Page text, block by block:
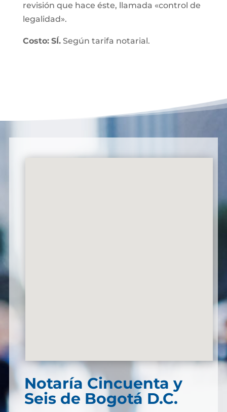
revisión que hace éste, llamada «control de
legalidad».
Costo: SÍ.Según tarifa notarial.
Notaría Cincuenta y
Seis de Bogotá D.C.